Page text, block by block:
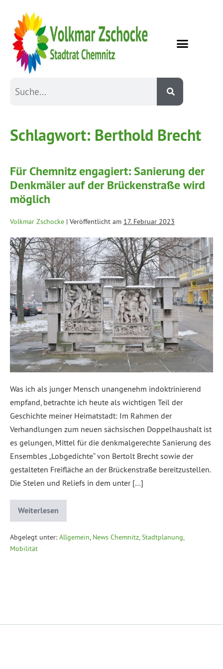
Schlagwort: Berthold Brecht
Für Chemnitz engagiert: Sanierung der
Denkmäler auf der Brückenstraße wird
möglich
Volkmar Zschocke | Veröffentlicht am 17. Februar 2023
Was ich als junger Mensch unangenehm indoktrinierend
empfand, betrachte ich heute als wichtigen Teil der
Geschichte meiner Heimatstadt: Im Rahmen der
Verhandlungen zum neuen sächsischen Doppelhaushalt ist
es gelungen, Mittel für die denkmalgerechte Sanierung des
Ensembles „Lobgedichte“ von Bertolt Brecht sowie der
gestalteten Freifläche an der Brückenstraße bereitzustellen.
Die Stelen und Reliefs in dem unter […]
Weiterlesen
Abgelegt unter: Allgemein, News Chemnitz,Stadtplanung,
Mobilität